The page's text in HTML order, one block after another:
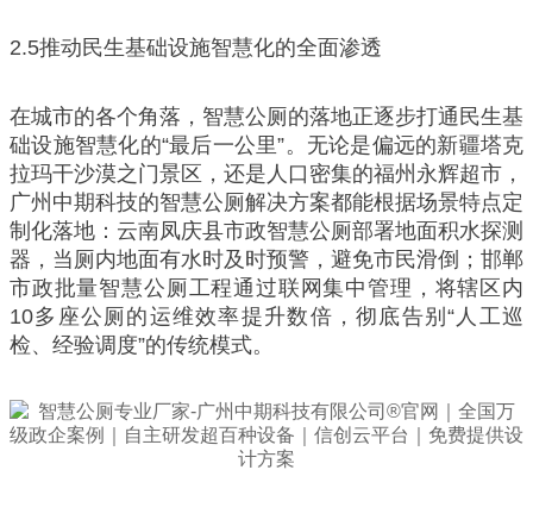
2.5推动民生基础设施智慧化的全面渗透
在城市的各个角落，智慧公厕的落地正逐步打通民生基
础设施智慧化的“最后一公里”。无论是偏远的新疆塔克
拉玛干沙漠之门景区，还是人口密集的福州永辉超市，
广州中期科技的智慧公厕解决方案都能根据场景特点定
制化落地：云南凤庆县市政智慧公厕部署地面积水探测
器，当厕内地面有水时及时预警，避免市民滑倒；邯郸
市政批量智慧公厕工程通过联网集中管理，将辖区内
10多座公厕的运维效率提升数倍，彻底告别“人工巡
检、经验调度”的传统模式。